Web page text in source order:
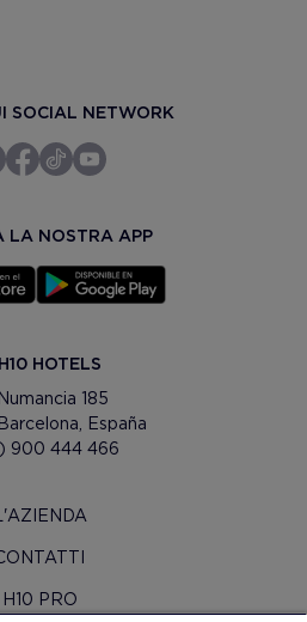
SOCIAL NETWORK
LA NOSTRA APP
HOTELS
185
España
900 444 466
H10 PRO